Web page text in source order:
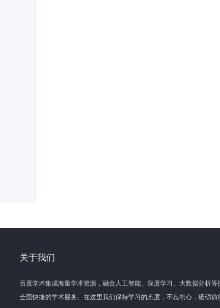
关于我们
百度学术集成海量学术资源，融合人工智能、深度学习、大数据分析
全面快捷的学术服务。在这里我们保持学习的态度，不忘初心，砥砺前